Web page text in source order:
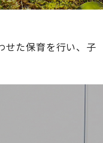
せた保育を行い、子